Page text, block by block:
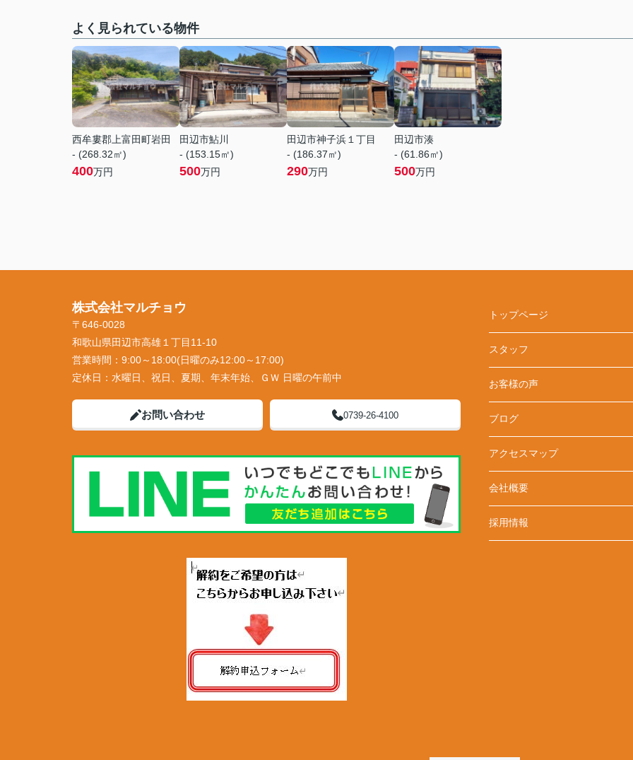
よく見られている物件
西牟婁郡上富田町岩田
- (268.32㎡)
400万円
田辺市鮎川
- (153.15㎡)
500万円
田辺市神子浜１丁目
- (186.37㎡)
290万円
田辺市湊
- (61.86㎡)
500万円
株式会社マルチョウ
〒646-0028
和歌山県田辺市高雄１丁目11-10
営業時間： 9:00～18:00(日曜のみ12:00～17:00)
定休日： 水曜日、祝日、夏期、年末年始、ＧＷ 日曜の午前中
お問い合わせ 0739-26-4100
トップページ
スタッフ
お客様の声
ブログ
アクセスマップ
会社概要
採用情報